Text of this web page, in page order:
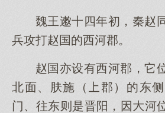
魏王遫十四年初，秦赵
兵攻打赵国的西河郡。
赵国亦设有西河郡，它
北面、肤施（郡）的东
门、往东则是晋阳，因河